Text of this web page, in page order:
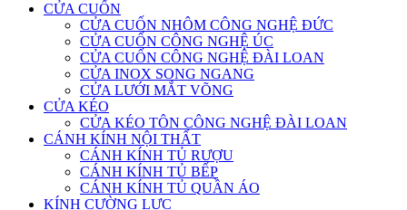
CỬA CUỐN
CỬA CUỐN NHÔM CÔNG NGHỆ ĐỨC
CỬA CUỐN CÔNG NGHỆ ÚC
CỬA CUỐN CÔNG NGHỆ ĐÀI LOAN
CỬA INOX SONG NGANG
CỬA LƯỚI MẮT VÕNG
CỬA KÉO
CỬA KÉO TÔN CÔNG NGHỆ ĐÀI LOAN
CÁNH KÍNH NỘI THẤT
CÁNH KÍNH TỦ RƯỢU
CÁNH KÍNH TỦ BẾP
CÁNH KÍNH TỦ QUẦN ÁO
KÍNH CƯỜNG LỰC